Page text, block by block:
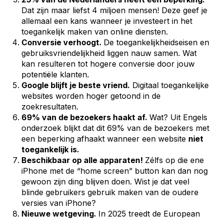
Dat zijn maar liefst 4 miljoen mensen! Deze geef je
allemaal een kans wanneer je investeert in het
toegankelijk maken van online diensten.
Conversie verhoogt. De toegankelijkheidseisen en
gebruiksvriendelijkheid liggen nauw samen. Wat
kan resulteren tot hogere conversie door jouw
potentiële klanten.
Google blijft je beste vriend. Digitaal toegankelijke
websites worden hoger getoond in de
zoekresultaten.
69% van de bezoekers haakt af. Wat? Uit Engels
onderzoek blijkt dat dit 69% van de bezoekers met
een beperking afhaakt wanneer een website niet
toegankelijk is.
Beschikbaar op alle apparaten! Zélfs op die ene
iPhone met de “home screen” button kan dan nog
gewoon zijn ding blijven doen. Wist je dat veel
blinde gebruikers gebruik maken van de oudere
versies van iPhone?
Nieuwe wetgeving. In 2025 treedt de European